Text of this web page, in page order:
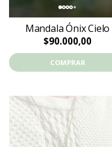
Mandala Ónix Cielo
$90.000,00
COMPRAR